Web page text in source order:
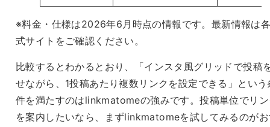
※料金・仕様は2026年6月時点の情報です。最新情報は
式サイトをご確認ください。
比較するとわかるとおり、「インスタ風グリッドで投稿
せながら、1投稿あたり複数リンクを設定できる」という
件を満たすのはlinkmatomeの強みです。投稿単位でリ
を案内したいなら、まずlinkmatomeを試してみるのが